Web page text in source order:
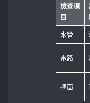
檢查項
目
水管
電路
牆面